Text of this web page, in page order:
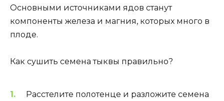
Основными источниками ядов станут
компоненты железа и магния, которых много в
плоде.
Как сушить семена тыквы правильно?
Расстелите полотенце и разложите семена